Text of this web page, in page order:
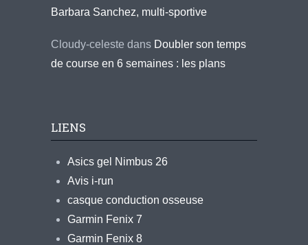
Barbara Sanchez, multi-sportive
Cloudy-celeste dans Doubler son temps
de course en 6 semaines : les plans
LIENS
Asics gel Nimbus 26
Avis i-run
casque conduction osseuse
Garmin Fenix 7
Garmin Fenix 8